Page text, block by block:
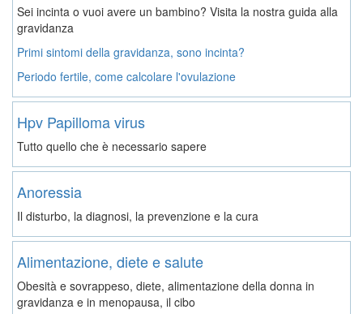
Sei incinta o vuoi avere un bambino? Visita la nostra guida alla
gravidanza
Primi sintomi della gravidanza, sono incinta?
Periodo fertile, come calcolare l'ovulazione
Hpv Papilloma virus
Tutto quello che è necessario sapere
Anoressia
Il disturbo, la diagnosi, la prevenzione e la cura
Alimentazione, diete e salute
Obesità e sovrappeso, diete, alimentazione della donna in
gravidanza e in menopausa, il cibo